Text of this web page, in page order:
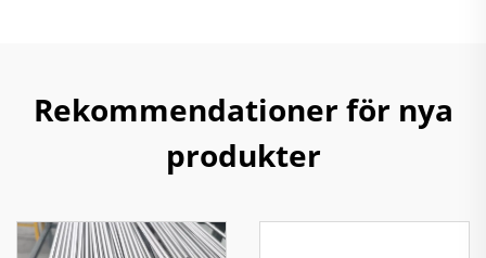
Rekommendationer för nya
produkter